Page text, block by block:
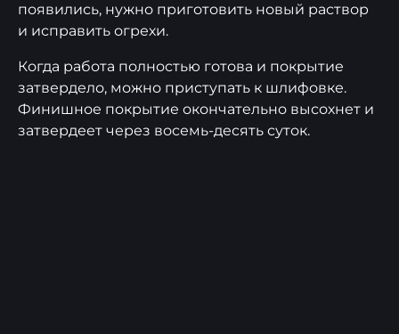
появились, нужно приготовить новый раствор
и исправить огрехи.
Когда работа полностью готова и покрытие
затвердело, можно приступать к шлифовке.
Финишное покрытие окончательно высохнет и
затвердеет через восемь-десять суток.